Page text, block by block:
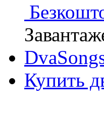
Купить